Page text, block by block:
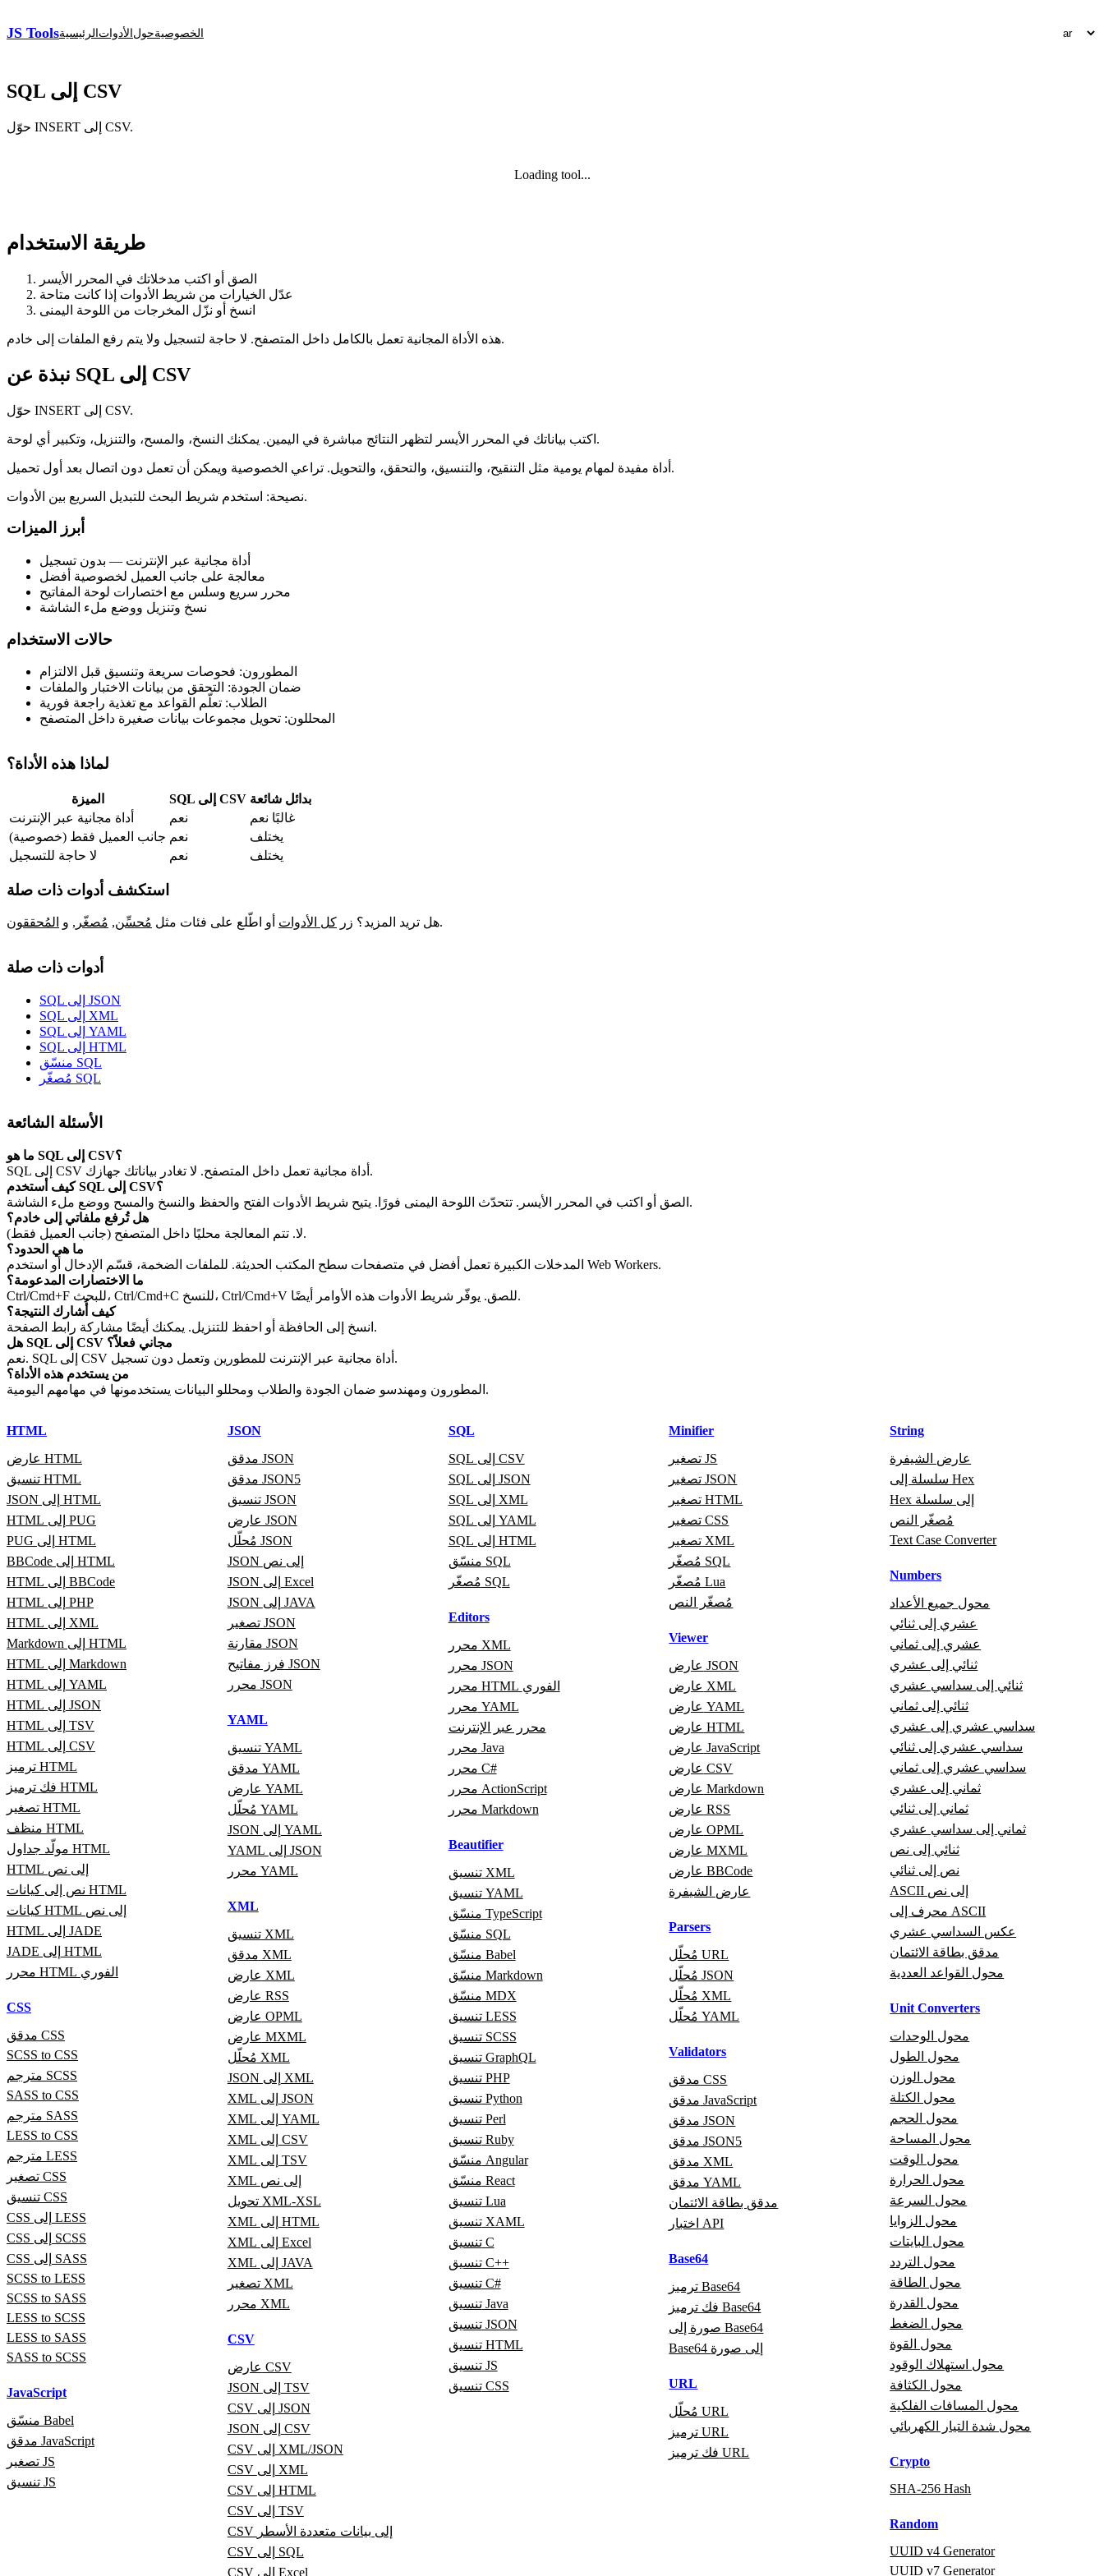
JS Toolsالرئيسية الأدوات حولالخصوصية
SQL إلى CSV
حوّل INSERT إلى CSV.
Loading tool...
طريقة الاستخدام
الصق أو اكتب مدخلاتك في المحرر الأيسر
عدّل الخيارات من شريط الأدوات إذا كانت متاحة
انسخ أو نزّل المخرجات من اللوحة اليمنى
هذه الأداة المجانية تعمل بالكامل داخل المتصفح. لا حاجة لتسجيل ولا يتم رفع الملفات إلى خادم.
نبذة عن SQL إلى CSV
حوّل INSERT إلى CSV.
اكتب بياناتك في المحرر الأيسر لتظهر النتائج مباشرة في اليمين. يمكنك النسخ، والمسح، والتنزيل، وتكبير أي لوحة.
أداة مفيدة لمهام يومية مثل التنقيح، والتنسيق، والتحقق، والتحويل. تراعي الخصوصية ويمكن أن تعمل دون اتصال بعد أول تحميل.
نصيحة: استخدم شريط البحث للتبديل السريع بين الأدوات.
أبرز الميزات
أداة مجانية عبر الإنترنت — بدون تسجيل
معالجة على جانب العميل لخصوصية أفضل
محرر سريع وسلس مع اختصارات لوحة المفاتيح
نسخ وتنزيل ووضع ملء الشاشة
حالات الاستخدام
المطورون: فحوصات سريعة وتنسيق قبل الالتزام
ضمان الجودة: التحقق من بيانات الاختبار والملفات
الطلاب: تعلّم القواعد مع تغذية راجعة فورية
المحللون: تحويل مجموعات بيانات صغيرة داخل المتصفح
لماذا هذه الأداة؟
الميزة SQL إلى CSV بدائل شائعة
أداة مجانية عبر الإنترنت
نعم
غالبًا نعم
جانب العميل فقط (خصوصية) نعم
يختلف
لا حاجة للتسجيل
نعم يختلف
استكشف أدوات ذات صلة
هل تريد المزيد؟ زر كل الأدوات أو اطّلع على فئات مثل مُحسِّن, مُصغّر , و المُحققون .
أدوات ذات صلة
SQL إلى JSON
SQL إلى XML
SQL إلى YAML
SQL إلى HTML
منسّق SQL
مُصغّر SQL
الأسئلة الشائعة
ما هو SQL إلى CSV؟
SQL إلى CSV أداة مجانية تعمل داخل المتصفح. لا تغادر بياناتك جهازك.
كيف أستخدم SQL إلى CSV؟
الصق أو اكتب في المحرر الأيسر. تتحدّث اللوحة اليمنى فورًا. يتيح شريط الأدوات الفتح والحفظ والنسخ والمسح ووضع ملء الشاشة.
هل تُرفع ملفاتي إلى خادم؟
لا. تتم المعالجة محليًا داخل المتصفح (جانب العميل فقط).
ما هي الحدود؟
المدخلات الكبيرة تعمل أفضل في متصفحات سطح المكتب الحديثة. للملفات الضخمة، قسّم الإدخال أو استخدم Web Workers.
ما الاختصارات المدعومة؟
Ctrl/Cmd+F للبحث، Ctrl/Cmd+C للنسخ، Ctrl/Cmd+V للصق. يوفّر شريط الأدوات هذه الأوامر أيضًا.
كيف أُشارك النتيجة؟
انسخ إلى الحافظة أو احفظ للتنزيل. يمكنك أيضًا مشاركة رابط الصفحة.
هل SQL إلى CSV مجاني فعلاً؟
نعم. SQL إلى CSV أداة مجانية عبر الإنترنت للمطورين وتعمل دون تسجيل.
من يستخدم هذه الأداة؟
المطورون ومهندسو ضمان الجودة والطلاب ومحللو البيانات يستخدمونها في مهامهم اليومية.
HTML
عارض HTML
تنسيق HTML
JSON إلى HTML
HTML إلى PUG
PUG إلى HTML
BBCode إلى HTML
HTML إلى BBCode
HTML إلى PHP
HTML إلى XML
Markdown إلى HTML
HTML إلى Markdown
HTML إلى YAML
HTML إلى JSON
HTML إلى TSV
HTML إلى CSV
ترميز HTML
فك ترميز HTML
تصغير HTML
منظف HTML
مولّد جداول HTML
HTML إلى نص
نص إلى كيانات HTML
كيانات HTML إلى نص
HTML إلى JADE
JADE إلى HTML
محرر HTML الفوري
CSS
مدقق CSS
SCSS to CSS
مترجم SCSS
SASS to CSS
مترجم SASS
LESS to CSS
مترجم LESS
تصغير CSS
تنسيق CSS
CSS إلى LESS
CSS إلى SCSS
CSS إلى SASS
SCSS to LESS
SCSS to SASS
LESS to SCSS
LESS to SASS
SASS to SCSS
JavaScript
منسّق Babel
مدقق JavaScript
تصغير JS
تنسيق JS
JSON
مدقق JSON
مدقق JSON5
تنسيق JSON
عارض JSON
مُحلّل JSON
JSON إلى نص
JSON إلى Excel
JSON إلى JAVA
تصغير JSON
مقارنة JSON
فرز مفاتيح JSON
محرر JSON
YAML
تنسيق YAML
مدقق YAML
عارض YAML
مُحلّل YAML
JSON إلى YAML
YAML إلى JSON
محرر YAML
XML
تنسيق XML
مدقق XML
عارض XML
عارض RSS
عارض OPML
عارض MXML
مُحلّل XML
JSON إلى XML
XML إلى JSON
XML إلى YAML
XML إلى CSV
XML إلى TSV
XML إلى نص
تحويل XML-XSL
XML إلى HTML
XML إلى Excel
XML إلى JAVA
تصغير XML
محرر XML
CSV
عارض CSV
JSON إلى TSV
CSV إلى JSON
JSON إلى CSV
CSV إلى XML/JSON
CSV إلى XML
CSV إلى HTML
CSV إلى TSV
CSV إلى بيانات متعددة الأسطر
CSV إلى SQL
CSV إلى Excel
SQL
SQL إلى CSV
SQL إلى JSON
SQL إلى XML
SQL إلى YAML
SQL إلى HTML
منسّق SQL
مُصغّر SQL
Editors
محرر XML
محرر JSON
محرر HTML الفوري
محرر YAML
محرر عبر الإنترنت
محرر Java
محرر C#
محرر ActionScript
محرر Markdown
Beautifier
تنسيق XML
تنسيق YAML
منسّق TypeScript
منسّق SQL
منسّق Babel
منسّق Markdown
منسّق MDX
تنسيق LESS
تنسيق SCSS
تنسيق GraphQL
تنسيق PHP
تنسيق Python
تنسيق Perl
تنسيق Ruby
منسّق Angular
منسّق React
تنسيق Lua
تنسيق XAML
تنسيق C
تنسيق C++
تنسيق C#
تنسيق Java
تنسيق JSON
تنسيق HTML
تنسيق JS
تنسيق CSS
Minifier
تصغير JS
تصغير JSON
تصغير HTML
تصغير CSS
تصغير XML
مُصغّر SQL
مُصغّر Lua
مُصغّر النص
Viewer
عارض JSON
عارض XML
عارض YAML
عارض HTML
عارض JavaScript
عارض CSV
عارض Markdown
عارض RSS
عارض OPML
عارض MXML
عارض BBCode
عارض الشيفرة
Parsers
مُحلّل URL
مُحلّل JSON
مُحلّل XML
مُحلّل YAML
Validators
مدقق CSS
مدقق JavaScript
مدقق JSON
مدقق JSON5
مدقق XML
مدقق YAML
مدقق بطاقة الائتمان
اختبار API
Base64
ترميز Base64
فك ترميز Base64
صورة إلى Base64
Base64 إلى صورة
URL
مُحلّل URL
ترميز URL
فك ترميز URL
String
عارض الشيفرة
سلسلة إلى Hex
Hex إلى سلسلة
مُصغّر النص
Text Case Converter
Numbers
محول جميع الأعداد
عشري إلى ثنائي
عشري إلى ثماني
ثنائي إلى عشري
ثنائي إلى سداسي عشري
ثنائي إلى ثماني
سداسي عشري إلى عشري
سداسي عشري إلى ثنائي
سداسي عشري إلى ثماني
ثماني إلى عشري
ثماني إلى ثنائي
ثماني إلى سداسي عشري
ثنائي إلى نص
نص إلى ثنائي
ASCII إلى نص
محرف إلى ASCII
عكس السداسي عشري
مدقق بطاقة الائتمان
محول القواعد العددية
Unit Converters
محول الوحدات
محول الطول
محول الوزن
محول الكتلة
محول الحجم
محول المساحة
محول الوقت
محول الحرارة
محول السرعة
محول الزوايا
محول البايتات
محول التردد
محول الطاقة
محول القدرة
محول الضغط
محول القوة
محول استهلاك الوقود
محول الكثافة
محول المسافات الفلكية
محول شدة التيار الكهربائي
Crypto
SHA-256 Hash
Random
UUID v4 Generator
UUID v7 Generator